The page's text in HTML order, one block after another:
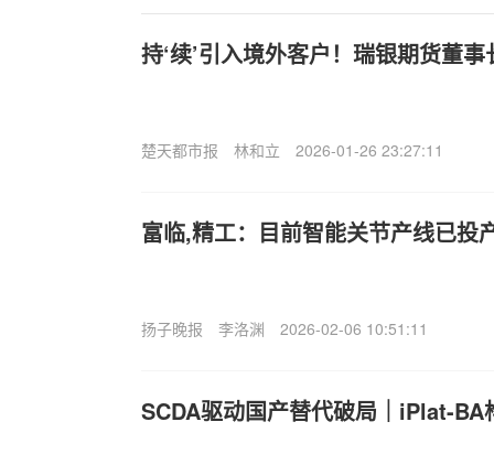
持‘续’引入境外客户！瑞银期货董
楚天都市报 林和立 2026-01-26 23:27:11
富临,精工：目前智能关节产线已投
扬子晚报 李洛渊 2026-02-06 10:51:11
SCDA驱动国产替代破局｜iPlat-BA